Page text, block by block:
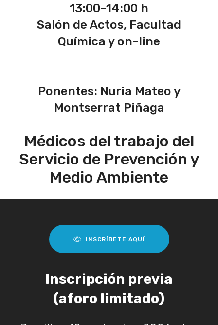
13:00-14:00 h
Salón de Actos, Facultad
Química y on-line
Ponentes: Nuria Mateo y
Montserrat Piñaga
Médicos del trabajo del
Servicio de Prevención y
Medio Ambiente
INSCRÍBETE AQUÍ
Inscripción previa
(aforo limitado)